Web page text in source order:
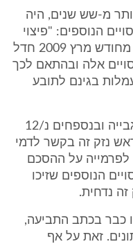
מ-שש שנים, היה
הנוספים: "פיצוי
משתנה" ו"שחרור מתחדש" החל מחודש מרץ 2009 חדל
אלה ובהתאם לכך
בגינם לתובע
לאחר עיון בטבלה לתשלום דמי גבייה ובנספחים נ/12
בראש נזק זה בקשר לדמי
לפרמייה על ההסכם
הנוספים שזיכו
נדחית.
כבר בכתב התביעה,
זאת על אף